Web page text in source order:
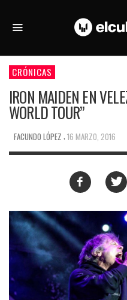
CRÓNICAS
IRON MAIDEN EN
WORLD TOUR”
FACUNDO LÓPEZ 16 MARZO, 2016